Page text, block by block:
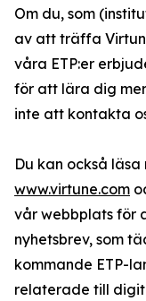
Om du, som
av att träffa
våra ETP:er
för att lära dig
inte att kontakta
Du kan också läsa
www.virtune.com
vår webbplats för
nyhetsbrev, som
kommande ETP-
relaterade till